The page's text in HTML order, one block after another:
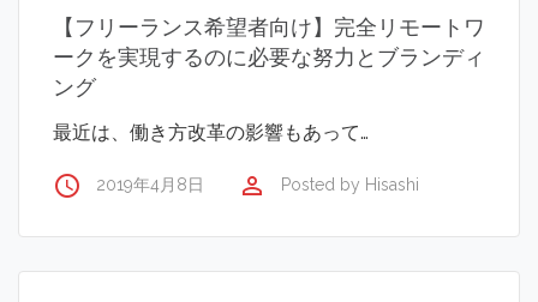
【フリーランス希望者向け】完全リモートワ
ークを実現するのに必要な努力とブランディ
ング
最近は、働き方改革の影響もあって…
access_time 2019年4月8日 perm_identity Posted by Hisashi